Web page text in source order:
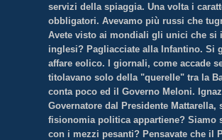
servizi della spiaggia. Una volta i
obbligatori. Avevamo più russi che
Avete visto ai mondiali gli unici che si
inglesi? Pagliacciate alla Infantino. Si
affare eolico. I giornali, come accade
titolavano solo della "querelle" tra la
conta poco ed il Governo Meloni.
Governatore dal Presidente Mattarella,
fisionomia politica appartiene? Siamo
con i mezzi pesanti? Pensavate che il